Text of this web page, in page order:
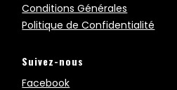
Conditions Générales
Politique de Confidentialité
Suivez-nous
Facebook